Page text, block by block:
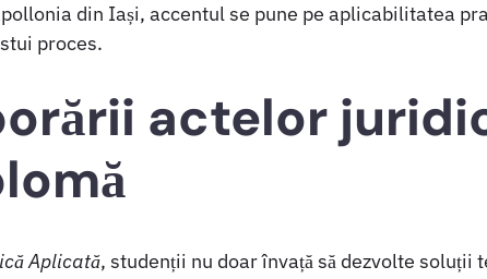
din Iași, accentul se pune pe aplicabilitatea
proces.
actelor
Aplicată, studenții nu doar învață să dezvolte soluții